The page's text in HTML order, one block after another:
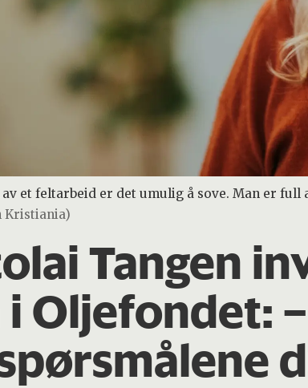
et feltarbeid er det umulig å sove. Man er
Kristiania)
Tangen
i Oljefondet: